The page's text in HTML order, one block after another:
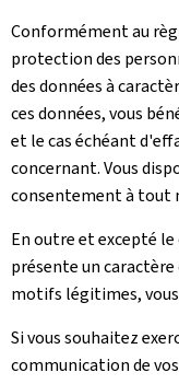
Conformément au
protection des
des données à
ces données, vous
et le cas échéant
concernant. Vous
consentement à tout
En outre et excepté
présente un
motifs légitimes, vous
Si vous souhaitez
communication de